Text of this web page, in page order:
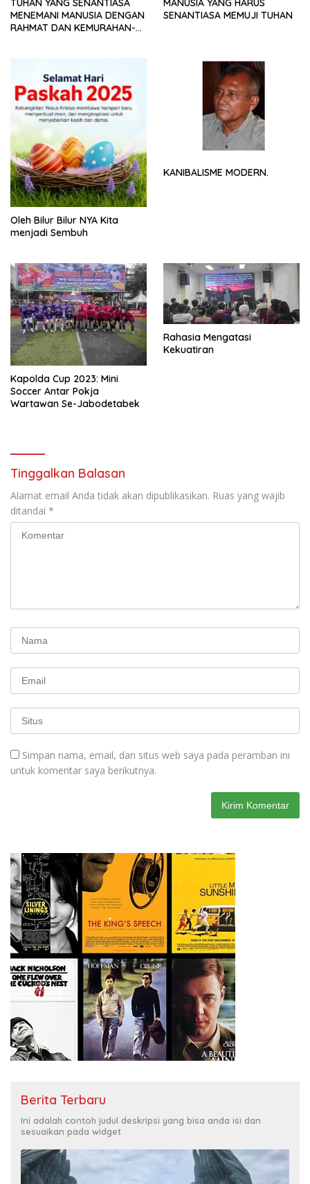
TUHAN YANG SENANTIASA
MENEMANI MANUSIA DENGAN
RAHMAT DAN KEMURAHAN-
MANUSIA YANG HARUS
SENANTIASA MEMUJI TUHAN
Oleh Bilur Bilur NYA Kita
menjadi Sembuh
KANIBALISME MODERN.
Kapolda Cup 2023: Mini
Soccer Antar Pokja
Wartawan Se-Jabodetabek
Rahasia Mengatasi
Kekuatiran
Tinggalkan Balasan
Alamat email Anda tidak akan dipublikasikan. Ruas yang wajib
ditandai *
Simpan nama, email, dan situs web saya pada peramban ini
untuk komentar saya berikutnya.
Berita Terbaru
Ini adalah contoh judul deskripsi yang bisa anda isi dan
sesuaikan pada widget